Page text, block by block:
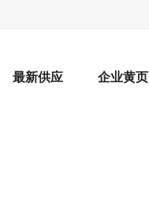
最新供应 企业黄页